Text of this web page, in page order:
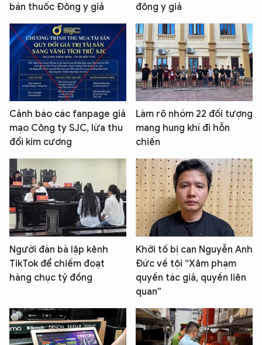
bán thuốc Đông y giả
đông y giả
Cảnh báo các fanpage giả
mạo Công ty SJC, lừa thu
đổi kim cương
Làm rõ nhóm 22 đối tượng
mang hung khí đi hỗn
chiến
Người đàn bà lập kênh
TikTok để chiếm đoạt
hàng chục tỷ đồng
Khởi tố bị can Nguyễn Anh
Đức về tội “Xâm phạm
quyền tác giả, quyền liên
quan”